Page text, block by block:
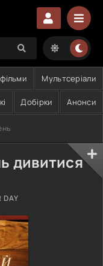
Мультсеріали
Добірки Анонси
дивитися
DAY